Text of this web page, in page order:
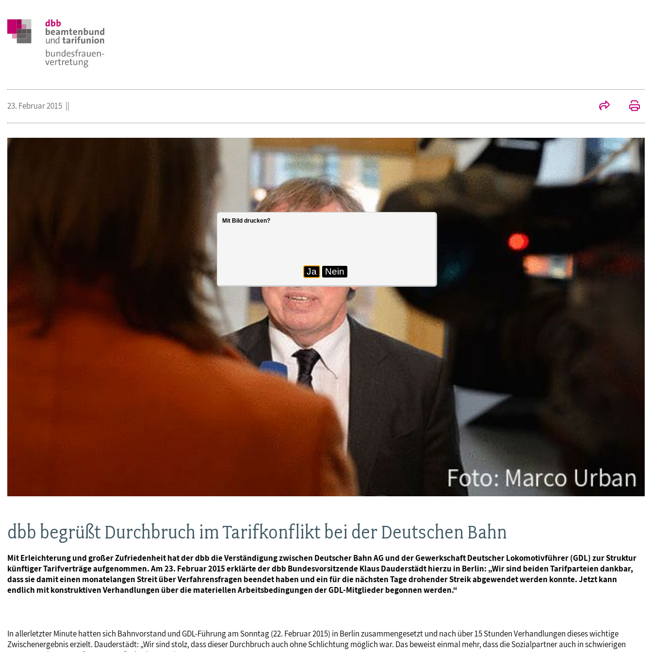
dbb begrüßt Durchbruch im Tarifkonflikt bei der Deutschen Bahn
Mit Erleichterung und großer Zufriedenheit hat der dbb die Verständigung zwischen Deutscher Bahn AG und der Gewerkschaft Deutscher Lokomotivführer (GDL) zur Struktur
künftiger Tarifverträge aufgenommen. Am 23. Februar 2015 erklärte der dbb Bundesvorsitzende Klaus Dauderstädt hierzu in Berlin: „Wir sind beiden Tarifparteien dankbar,
dass sie damit einen monatelangen Streit über Verfahrensfragen beendet haben und ein für die nächsten Tage drohender Streik abgewendet werden konnte. Jetzt kann
endlich mit konstruktiven Verhandlungen über die materiellen Arbeitsbedingungen der GDL-Mitglieder begonnen werden.“
23. Februar 2015
In allerletzter Minute hatten sich Bahnvorstand und GDL-Führung am Sonntag (22. Februar 2015) in Berlin zusammengesetzt und nach über 15 Stunden Verhandlungen dieses wichtige
Zwischenergebnis erzielt. Dauderstädt: „Wir sind stolz, dass dieser Durchbruch auch ohne Schlichtung möglich war. Das beweist einmal mehr, dass die Sozialpartner auch in schwierigen
Mit Bild drucken?
Ja Nein